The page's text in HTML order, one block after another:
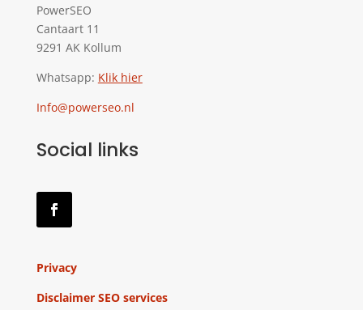
PowerSEO
Cantaart 11
9291 AK Kollum
Whatsapp: Klik hier
Info@powerseo.nl
Social links
Privacy
Disclaimer SEO services